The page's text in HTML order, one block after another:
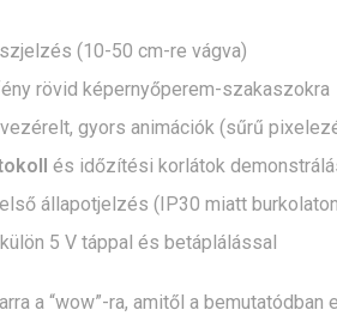
(10-50 cm-re vágva)
rövid képernyőperem-szakaszokra
gyors animációk (sűrű
és időzítési korlátok
állapotjelzés (IP30 miatt
5 V táppal és betáplálással
a “wow”-ra, amitől a bemutatódban